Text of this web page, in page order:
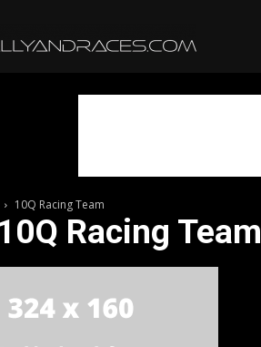
10Q Racing Team
Racing Team